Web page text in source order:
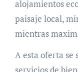
alojamientos
paisaje local,
mientras
A esta oferta se
servicios de